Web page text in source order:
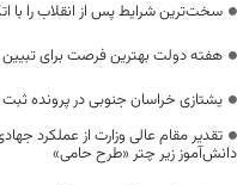
سخت‌ترین شرایط پس از انقلاب را
هفته دولت بهترین فرصت برای
یشتازی خراسان جنوبی در پرونده ثبت
دانش‌آموز زیر چتر «طرح حامی»